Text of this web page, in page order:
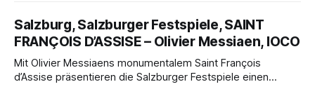
Salzburg, Salzburger Festspiele, SAINT
FRANÇOIS D’ASSISE – Olivier Messiaen, IOCO
Mit Olivier Messiaens monumentalem Saint François
d’Assise präsentieren die Salzburger Festspiele einen